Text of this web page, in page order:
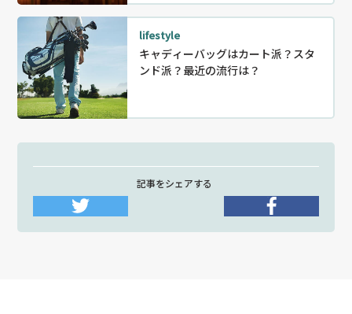
lifestyle
キャディーバッグはカート派？スタ
ンド派？最近の流行は？
記事をシェアする